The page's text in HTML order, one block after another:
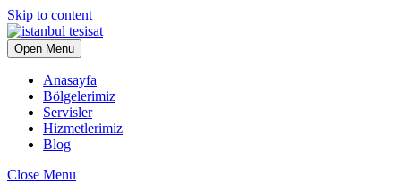
Skip to content
Open Menu
Anasayfa
Bölgelerimiz
Servisler
Hizmetlerimiz
Blog
Close Menu